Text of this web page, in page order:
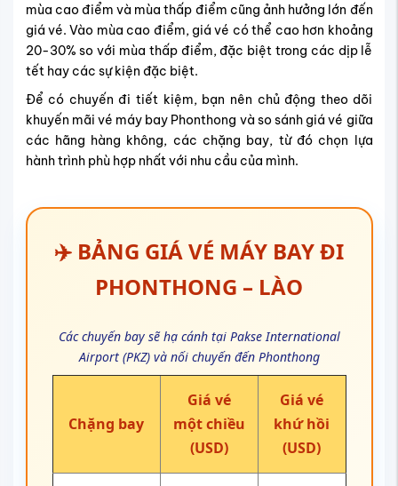
mùa cao điểm và mùa thấp điểm cũng ảnh hưởng lớn đến
giá vé. Vào mùa cao điểm, giá vé có thể cao hơn khoảng
20-30% so với mùa thấp điểm, đặc biệt trong các dịp lễ
tết hay các sự kiện đặc biệt.
Để có chuyến đi tiết kiệm, bạn nên chủ động theo dõi
khuyến mãi vé máy bay Phonthong và so sánh giá vé giữa
các hãng hàng không, các chặng bay, từ đó chọn lựa
hành trình phù hợp nhất với nhu cầu của mình.
✈️ BẢNG GIÁ VÉ MÁY BAY ĐI
PHONTHONG – LÀO
Các chuyến bay sẽ hạ cánh tại Pakse International
Airport (PKZ) và nối chuyến đến Phonthong
Chặng bay
Giá vé
một chiều
(USD)
Giá vé
khứ hồi
(USD)